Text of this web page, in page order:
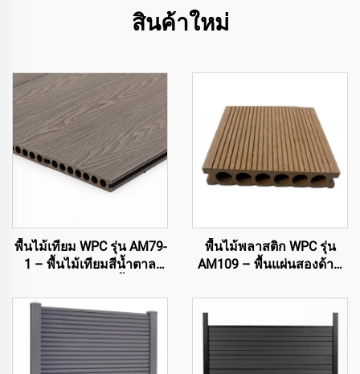
สินค้าใหม่
พื้นไม้เทียม WPC รุ่น AM79-
1 – พื้นไม้เทียมสีน้ำตาล
อาคาร ทนทานและบำรุง
รักษาน้อย
พื้นไม้พลาสติก WPC รุ่น
AM109 – พื้นแผ่นสองด้าน
(140×25 มม.)